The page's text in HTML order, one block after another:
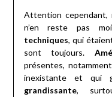
Attention cependant,
n’en reste pas
techniques, qui
sont toujours.
présentes,
inexistante et qui
grandissante,